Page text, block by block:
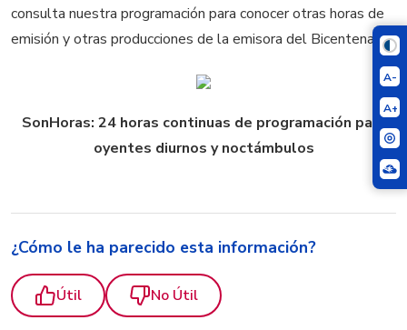
A-
A+
consulta nuestra programación para conocer otras horas de
emisión y otras producciones de la emisora del Bicentenario.
SonHoras: 24 horas continuas de programación para
oyentes diurnos y noctámbulos
¿Cómo le ha parecido esta información?
Útil No Útil